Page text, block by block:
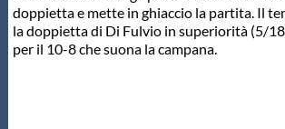
doppietta e mette in ghiaccio la partita. Il
la doppietta di Di Fulvio in superiorità (5/
per il 10-8 che suona la campana.